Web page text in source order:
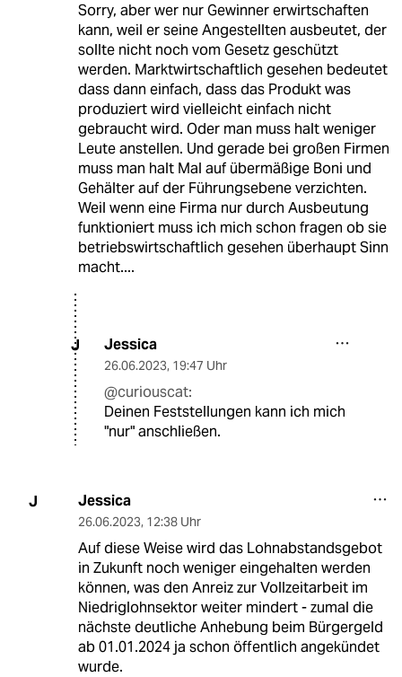
Sorry, aber wer nur Gewinner erwirtschaften
kann, weil er seine Angestellten ausbeutet, der
sollte nicht noch vom Gesetz geschützt
werden. Marktwirtschaftlich gesehen bedeutet
dass dann einfach, dass das Produkt was
produziert wird vielleicht einfach nicht
gebraucht wird. Oder man muss halt weniger
Leute anstellen. Und gerade bei großen Firmen
muss man halt Mal auf übermäßige Boni und
Gehälter auf der Führungsebene verzichten.
Weil wenn eine Firma nur durch Ausbeutung
funktioniert muss ich mich schon fragen ob sie
betriebswirtschaftlich gesehen überhaupt Sinn
macht....
J Jessica
26.06.2023, 19:47 Uhr
@curiouscat:
Deinen Feststellungen kann ich mich
"nur" anschließen.
J Jessica
26.06.2023, 12:38 Uhr
Auf diese Weise wird das Lohnabstandsgebot
in Zukunft noch weniger eingehalten werden
können, was den Anreiz zur Vollzeitarbeit im
Niedriglohnsektor weiter mindert - zumal die
nächste deutliche Anhebung beim Bürgergeld
ab 01.01.2024 ja schon öffentlich angekündet
wurde.